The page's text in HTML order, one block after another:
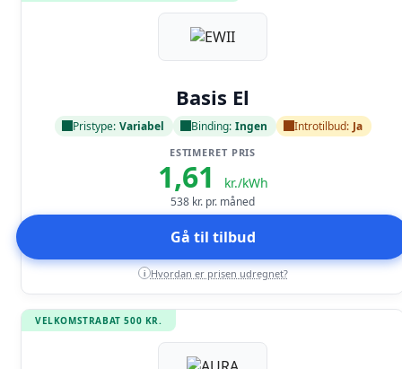
Basis El
Pristype: Variabel Binding: Ingen Introtilbud: Ja
ESTIMERET PRIS
1,61 kr./kWh
538 kr. pr. måned
Gå til tilbud
i Hvordan er prisen udregnet?
VELKOMSTRABAT 500 KR.